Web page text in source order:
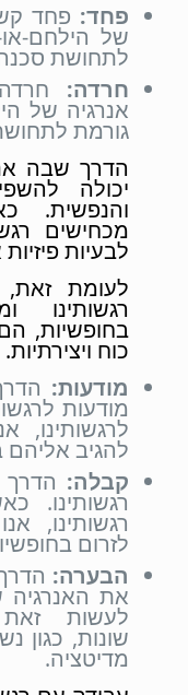
פחד: פחד
של הילחם-
לתחושת
חרדה:
אנרגיה של
גורמת
הדרך שבה
יכולה
והנפשית.
מכחישים
לבעיות
לעומת
רגשותינו
בחופשיות,
כוח ויצירתיות.
מודעות:
מודעות
לרגשותינו,
להגיב אליהם
קבלה:
רגשותינו.
רגשותינו,
לזרום
הבערה:
את האנרגיה
לעשות
שונות, כגון
מדיטציה.